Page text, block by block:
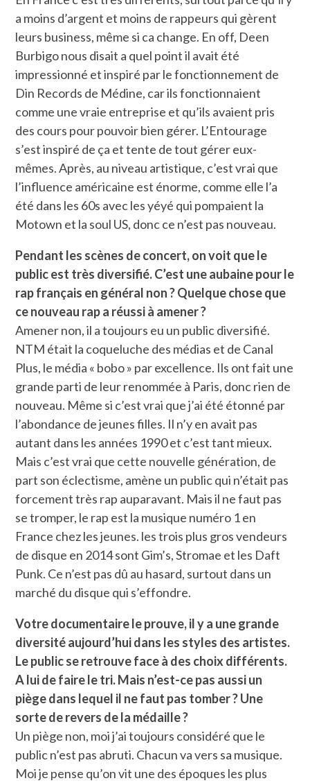
a moins d’argent et moins de rappeurs qui gèrent
leurs business, même si ca change. En off, Deen
Burbigo nous disait a quel point il avait été
impressionné et inspiré par le fonctionnement de
Din Records de Médine, car ils fonctionnaient
comme une vraie entreprise et qu’ils avaient pris
des cours pour pouvoir bien gérer. L’Entourage
s’est inspiré de ça et tente de tout gérer eux-
mêmes. Après, au niveau artistique, c’est vrai que
l’influence américaine est énorme, comme elle l’a
été dans les 60s avec les yéyé qui pompaient la
Motown et la soul US, donc ce n’est pas nouveau.
Pendant les scènes de concert, on voit que le
public est très diversifié. C’est une aubaine pour le
rap français en général non ? Quelque chose que
ce nouveau rap a réussi à amener ?
Amener non, il a toujours eu un public diversifié.
NTM était la coqueluche des médias et de Canal
Plus, le média « bobo » par excellence. Ils ont fait une
grande parti de leur renommée à Paris, donc rien de
nouveau. Même si c’est vrai que j’ai été étonné par
l’abondance de jeunes filles. Il n’y en avait pas
autant dans les années 1990 et c’est tant mieux.
Mais c’est vrai que cette nouvelle génération, de
part son éclectisme, amène un public qui n’était pas
forcement très rap auparavant. Mais il ne faut pas
se tromper, le rap est la musique numéro 1 en
France chez les jeunes. les trois plus gros vendeurs
de disque en 2014 sont Gim’s, Stromae et les Daft
Punk. Ce n’est pas dû au hasard, surtout dans un
marché du disque qui s’effondre.
Votre documentaire le prouve, il y a une grande
diversité aujourd’hui dans les styles des artistes.
Le public se retrouve face à des choix différents.
A lui de faire le tri. Mais n’est-ce pas aussi un
piège dans lequel il ne faut pas tomber ? Une
sorte de revers de la médaille ?
Un piège non, moi j’ai toujours considéré que le
public n’est pas abruti. Chacun va vers sa musique.
Moi je pense qu’on vit une des époques les plus